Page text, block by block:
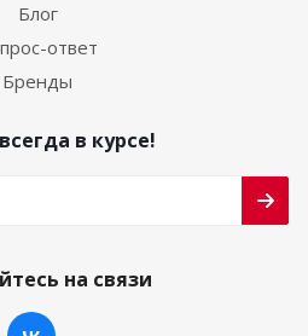
Блог
ответ
Бренды
в курсе!
на связи